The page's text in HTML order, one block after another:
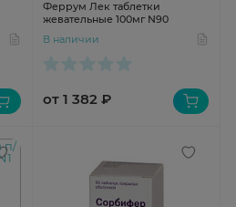
Феррум Лек таблетки
жевательные 100мг N90
В наличии
от 1 382 ₽